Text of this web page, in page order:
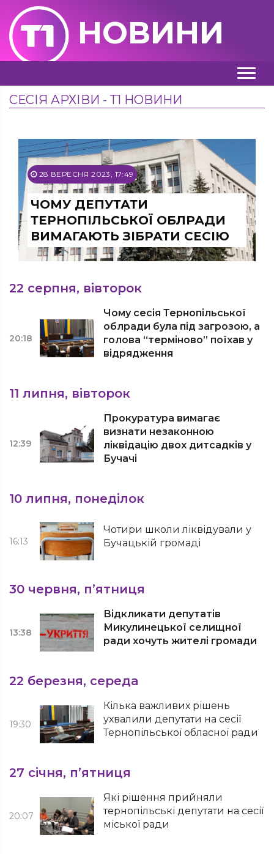
НОВИНИ
СЕСІЯ АРХІВИ - Т1 НОВИНИ
28 ВЕРЕСНЯ 2023, 17:49
ЧОМУ ДЕПУТАТИ
ТЕРНОПІЛЬСЬКОЇ ОБЛРАДИ
ВИМАГАЮТЬ ЗІБРАТИ СЕСІЮ
22 серпня, вівторок
20:18
Чому сесія Тернопільської
облради була під загрозою, а
голова “терміново” поїхав у
відрядження
11 липня, вівторок
12:39
Прокуратура вимагає
визнати незаконною
ліквідацію двох дитсадків у
Бучачі
10 липня, понеділок
16:13
Чотири школи ліквідували у
Бучацькій громаді
30 червня, п’ятниця
13:38
Відкликати депутатів
Микулинецької селищної
ради хочуть жителі громади
22 березня, середа
19:30
Кілька важливих рішень
ухвалили депутати на сесії
Тернопільської обласної ради
27 січня, п’ятниця
20:07
Які рішення прийняли
тернопільські депутати на сесії
міської ради